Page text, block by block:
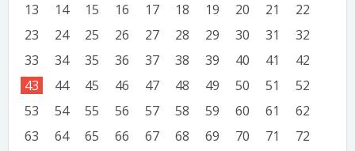
13
14 15 16 17 18 19 20 21
22
23
24 25 26 27 28 29 30 31
32
33
34 35 36 37 38 39 40 41
42
43
44 45 46 47 48 49 50 51
52
53
54 55 56 57 58 59 60 61
62
63
64 65 66 67 68 69 70 71
72